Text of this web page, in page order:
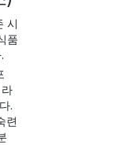
시
품
.
련